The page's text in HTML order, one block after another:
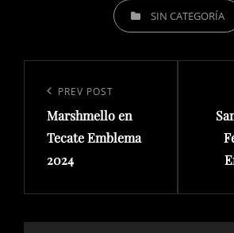
CATEGORIESSIN CATEGORÍA
entradas
Previous
Post
PREV POST
Marshmello en
Tecate Emblema
2024
Post